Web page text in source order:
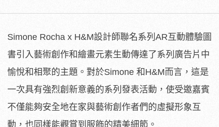
Simone Rocha x H&M設計師聯名系列AR互動體驗圖
書引入藝術創作和繪畫元素生動傳達了系列廣告片中
愉悅和相聚的主題。對於Simone 和H&M而言，這是
一次具有強烈創新意義的系列發表活動，使受邀嘉賓
不僅能夠安全地在家與藝術創作者們的虛擬形象互
動，也同樣能觀賞到服飾的精美細節。